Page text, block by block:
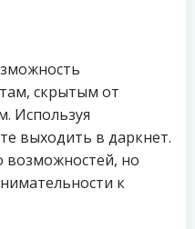
скрытым от
Используя
выходить в даркнет.
возможностей, но
к